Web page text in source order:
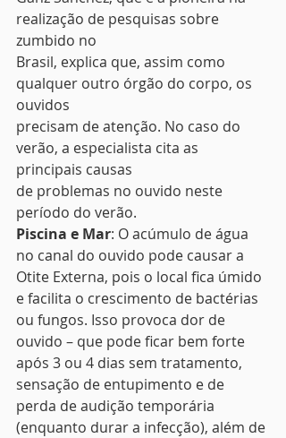
realização de pesquisas sobre
zumbido no
Brasil, explica que, assim como
qualquer outro órgão do corpo, os
ouvidos
precisam de atenção. No caso do
verão, a especialista cita as
principais causas
de problemas no ouvido neste
período do verão.
Piscina e Mar: O acúmulo de água
no canal do ouvido pode causar a
Otite Externa, pois o local fica úmido
e facilita o crescimento de bactérias
ou fungos. Isso provoca dor de
ouvido – que pode ficar bem forte
após 3 ou 4 dias sem tratamento,
sensação de entupimento e de
perda de audição temporária
(enquanto durar a infecção), além de